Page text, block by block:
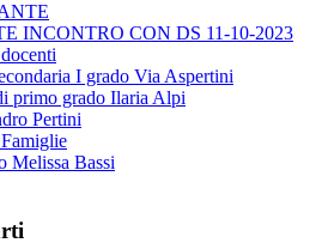
INCONTRO CON DS 11-10-2023
I grado Via Aspertini
primo grado Ilaria Alpi
Pertini
Melissa Bassi